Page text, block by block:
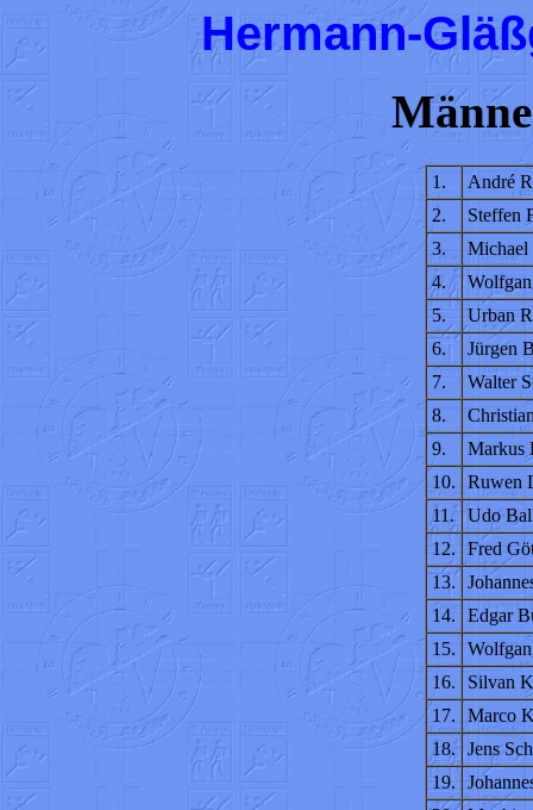
Hermann-
1.
André
2.
Steffen
3.
Michael
4.
5.
Urban
6.
Jürgen
7.
Walter
8.
9.
Markus
10.
Ruwen
11.
Udo
12.
Fred
13.
14.
Edgar
15.
16.
Silvan
17.
Marco
18. Jens
19.